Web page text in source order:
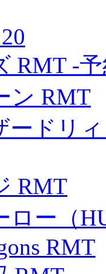
RMT -
ン RMT
ードリ
RMT
ー（
RMT